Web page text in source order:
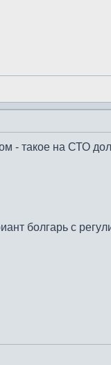
- такое на СТО
болгарь с